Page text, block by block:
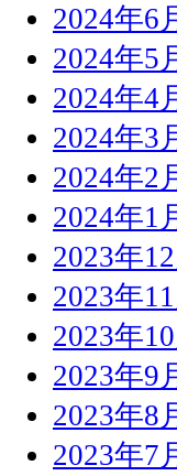
2024年6
2024年5
2024年4
2024年3
2024年2
2024年1
2023年12
2023年11
2023年10
2023年9
2023年8
2023年7